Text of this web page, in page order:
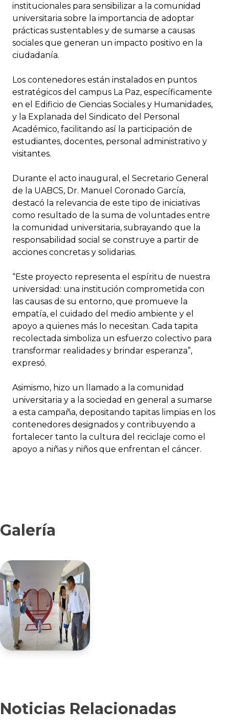
institucionales para sensibilizar a la comunidad
universitaria sobre la importancia de adoptar
prácticas sustentables y de sumarse a causas
sociales que generan un impacto positivo en la
ciudadanía.
Los contenedores están instalados en puntos
estratégicos del campus La Paz, específicamente
en el Edificio de Ciencias Sociales y Humanidades,
y la Explanada del Sindicato del Personal
Académico, facilitando así la participación de
estudiantes, docentes, personal administrativo y
visitantes.
Durante el acto inaugural, el Secretario General
de la UABCS, Dr. Manuel Coronado García,
destacó la relevancia de este tipo de iniciativas
como resultado de la suma de voluntades entre
la comunidad universitaria, subrayando que la
responsabilidad social se construye a partir de
acciones concretas y solidarias.
“Este proyecto representa el espíritu de nuestra
universidad: una institución comprometida con
las causas de su entorno, que promueve la
empatía, el cuidado del medio ambiente y el
apoyo a quienes más lo necesitan. Cada tapita
recolectada simboliza un esfuerzo colectivo para
transformar realidades y brindar esperanza”,
expresó.
Asimismo, hizo un llamado a la comunidad
universitaria y a la sociedad en general a sumarse
a esta campaña, depositando tapitas limpias en los
contenedores designados y contribuyendo a
fortalecer tanto la cultura del reciclaje como el
apoyo a niñas y niños que enfrentan el cáncer.
Galería
Noticias Relacionadas